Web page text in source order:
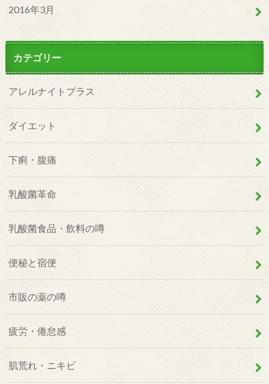
2016年3月
カテゴリー
アレルナイトプラス
ダイエット
下痢・腹痛
乳酸菌革命
乳酸菌食品・飲料の噂
便秘と宿便
市販の薬の噂
疲労・倦怠感
肌荒れ・ニキビ